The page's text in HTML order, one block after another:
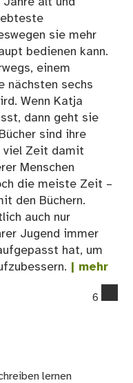
sie mehr
bedienen kann.
einem
nächsten sechs
Wenn Katja
dann geht sie
sind ihre
viel Zeit damit
Menschen
die meiste Zeit –
den Büchern.
auch nur
Jugend immer
hat, um
| mehr
6
lernen